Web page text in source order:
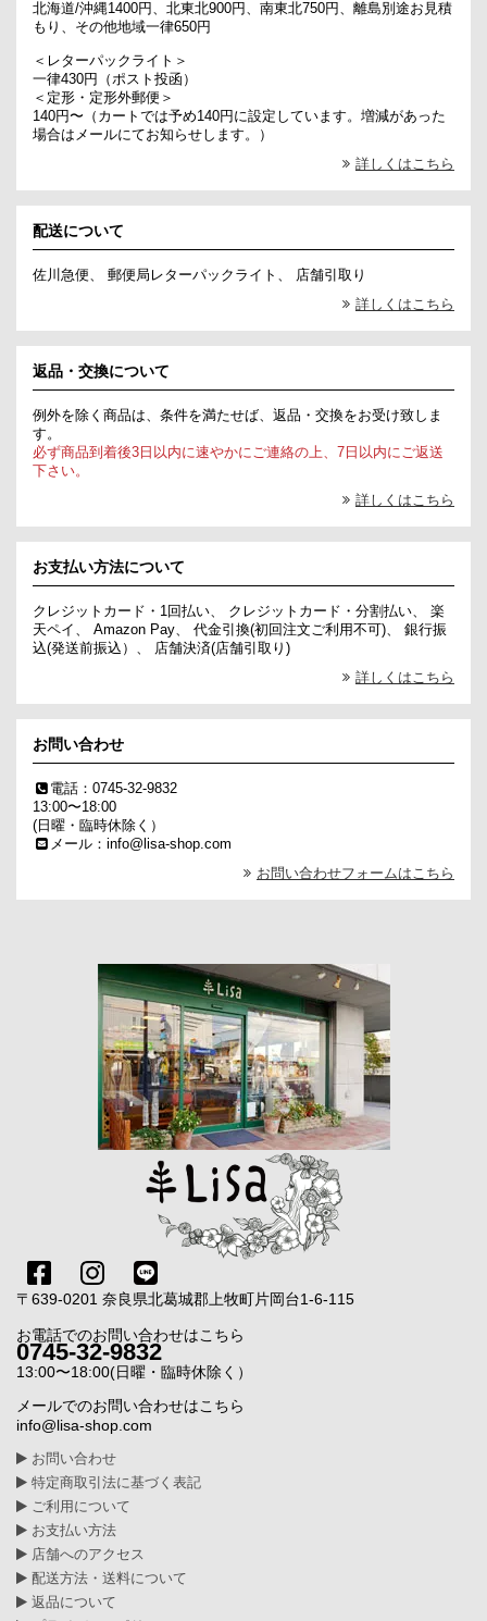
北海道/沖縄1400円、北東北900円、南東北750円、離島別途お見積
もり、その他地域一律650円
＜レターパックライト＞
一律430円（ポスト投函）
＜定形・定形外郵便＞
140円〜（カートでは予め140円に設定しています。増減があった
場合はメールにてお知らせします。）
詳しくはこちら
配送について
佐川急便、 郵便局レターパックライト、 店舗引取り
詳しくはこちら
返品・交換について
例外を除く商品は、条件を満たせば、返品・交換をお受け致しま
す。
必ず商品到着後3日以内に速やかにご連絡の上、7日以内にご返送
下さい。
詳しくはこちら
お支払い方法について
クレジットカード・1回払い、 クレジットカード・分割払い、 楽
天ペイ、 Amazon Pay、 代金引換(初回注文ご利用不可)、 銀行振
込(発送前振込）、 店舗決済(店舗引取り)
詳しくはこちら
お問い合わせ
電話：0745-32-9832
13:00〜18:00
(日曜・臨時休除く）
メール：info@lisa-shop.com
お問い合わせフォームはこちら
〒639-0201 奈良県北葛城郡上牧町片岡台1-6-115
お電話でのお問い合わせはこちら
0745-32-9832
13:00〜18:00(日曜・臨時休除く）
メールでのお問い合わせはこちら
info@lisa-shop.com
お問い合わせ
特定商取引法に基づく表記
ご利用について
お支払い方法
店舗へのアクセス
配送方法・送料について
返品について